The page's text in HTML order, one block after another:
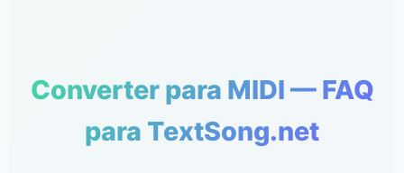
Converter para MIDI — FAQ
para TextSong.net